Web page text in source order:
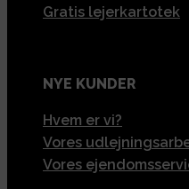
Gratis lejerkartotek
NYE KUNDER
Hvem er vi?
Vores
Vores